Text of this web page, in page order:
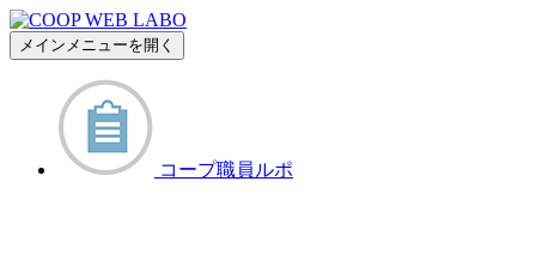
メインメニューを開く
コープ職員ルポ